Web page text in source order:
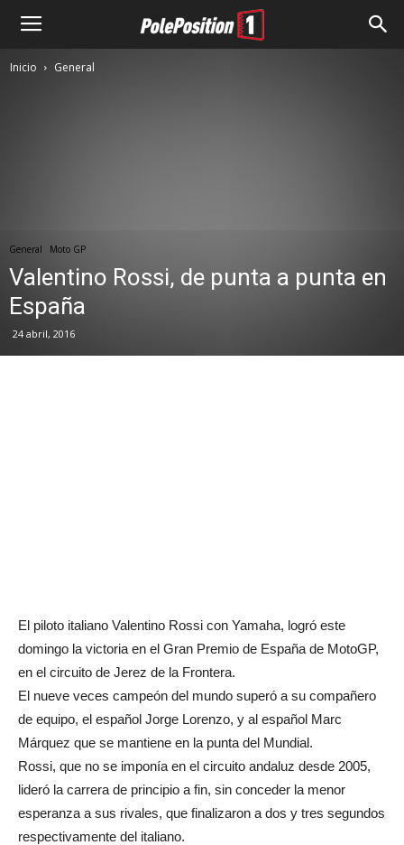
Inicio General
General Moto GP
Valentino Rossi, de punta a punta en
España
24 abril, 2016
El piloto italiano Valentino Rossi con Yamaha, logró este
domingo la victoria en el Gran Premio de España de MotoGP,
en el circuito de Jerez de la Frontera.
El nueve veces campeón del mundo superó a su compañero
de equipo, el español Jorge Lorenzo, y al español Marc
Márquez que se mantiene en la punta del Mundial.
Rossi, que no se imponía en el circuito andaluz desde 2005,
lideró la carrera de principio a fin, sin conceder la menor
esperanza a sus rivales, que finalizaron a dos y tres segundos
respectivamente del italiano.